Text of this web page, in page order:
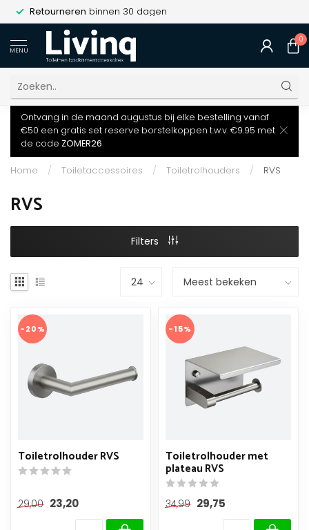
Retourneren binnen 30 dagen
MENU
0
Ontvang in de maand augustus bij elke bestelling vanaf
€50 een gratis set reserve borstelkoppen t.w.v. €9.95 met
de code ZOMER26
Home / Toiletaccessoires / Toiletrolhouders / RVS
RVS
Filters
-20%
Toiletrolhouder RVS
29,00 23,20
-15%
Toiletrolhouder met
plateau RVS
34,99 29,75